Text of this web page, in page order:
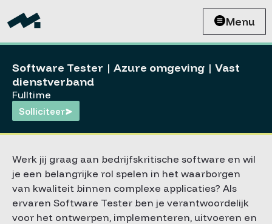
Menu
Software Tester | Azure omgeving | Vast
dienstverband
Fulltime
Solliciteer
Werk jij graag aan bedrijfskritische software en wil
je een belangrijke rol spelen in het waarborgen
van kwaliteit binnen complexe applicaties? Als
ervaren Software Tester ben je verantwoordelijk
voor het ontwerpen, implementeren, uitvoeren en